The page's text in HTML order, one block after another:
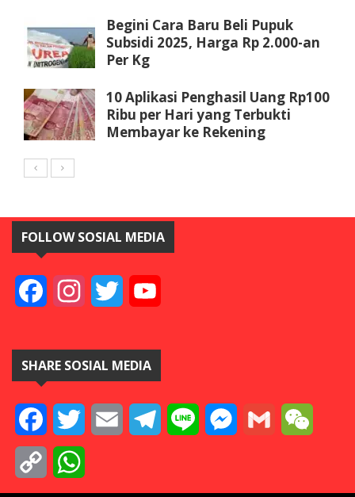
Begini Cara Baru Beli Pupuk
Subsidi 2025, Harga Rp 2.000-an
Per Kg
10 Aplikasi Penghasil Uang Rp100
Ribu per Hari yang Terbukti
Membayar ke Rekening
FOLLOW SOSIAL MEDIA
FacebookInstagramTwitter
SHARE SOSIAL MEDIA
FacebookTwitter Email TelegramLine Messenger
Gmail
Copy
Link